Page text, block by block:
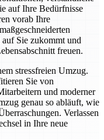
auf Ihre Bedürfnisse
vorab Ihre
Sie zukommt und
freuen.
stressfreien Umzug.
Sie von
und moderner
genau so abläuft, wie
Verlassen
in Ihre neue